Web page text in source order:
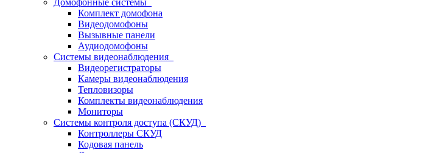
Домофонные системы
Комплект домофона
Видеодомофоны
Вызывные панели
Аудиодомофоны
Системы видеонаблюдения
Видеорегистраторы
Камеры видеонаблюдения
Тепловизоры
Комплекты видеонаблюдения
Мониторы
Системы контроля доступа (СКУД)
Контроллеры СКУД
Кодовая панель